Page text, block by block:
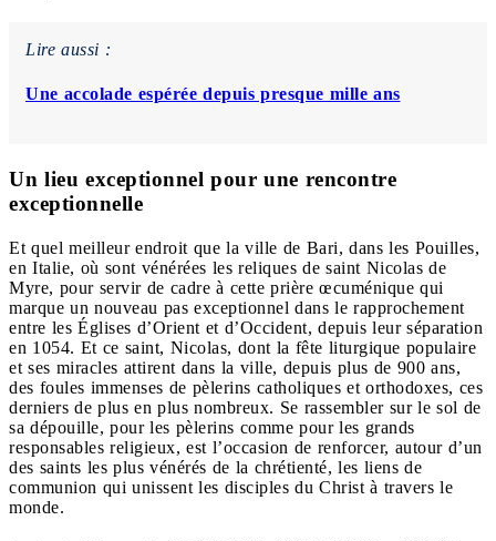
Lire aussi :
Une accolade espérée depuis presque mille ans
Un lieu exceptionnel pour une rencontre
exceptionnelle
Et quel meilleur endroit que la ville de Bari, dans les Pouilles,
en Italie, où sont vénérées les reliques de saint Nicolas de
Myre, pour servir de cadre à cette prière œcuménique qui
marque un nouveau pas exceptionnel dans le rapprochement
entre les Églises d’Orient et d’Occident, depuis leur séparation
en 1054. Et ce saint, Nicolas, dont la fête liturgique populaire
et ses miracles attirent dans la ville, depuis plus de 900 ans,
des foules immenses de pèlerins catholiques et orthodoxes, ces
derniers de plus en plus nombreux. Se rassembler sur le sol de
sa dépouille, pour les pèlerins comme pour les grands
responsables religieux, est l’occasion de renforcer, autour d’un
des saints les plus vénérés de la chrétienté, les liens de
communion qui unissent les disciples du Christ à travers le
monde.